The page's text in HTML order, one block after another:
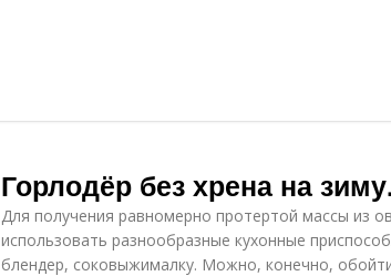
Горлодёр без хрена на
Для получения равномерно протертой массы из
использовать разнообразные кухонные
блендер, соковыжималку. Можно, конечно,